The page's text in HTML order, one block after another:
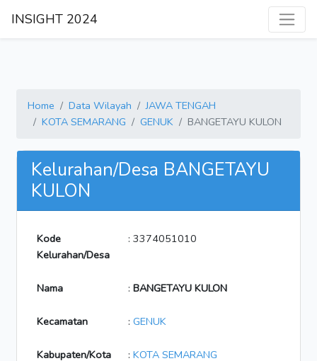
INSIGHT 2024
Home Data Wilayah
JAWA TENGAH
KOTA SEMARANG
GENUK BANGETAYU KULON
Kelurahan/Desa BANGETAYU
KULON
Kode
Kelurahan/Desa
: 3374051010
Nama : BANGETAYU KULON
Kecamatan : GENUK
Kabupaten/Kota : KOTA SEMARANG